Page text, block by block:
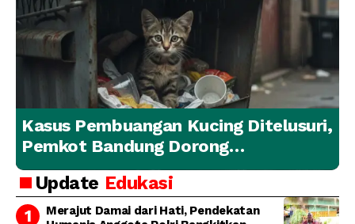
Kasus Pembuangan Kucing Ditelusuri,
Pemkot Bandung Dorong
Penanganan Hewan yang
Bertanggung Jawab
Update Edukasi
Merajut Damai dari Hati, Pendekatan